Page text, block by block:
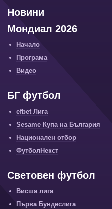
Новини
Мондиал 2026
Начало
Програма
Видео
БГ футбол
efbet Лига
Sesame Купа на България
Национален отбор
ФутболНекст
Световен футбол
Висша лига
Първа Бундеслига